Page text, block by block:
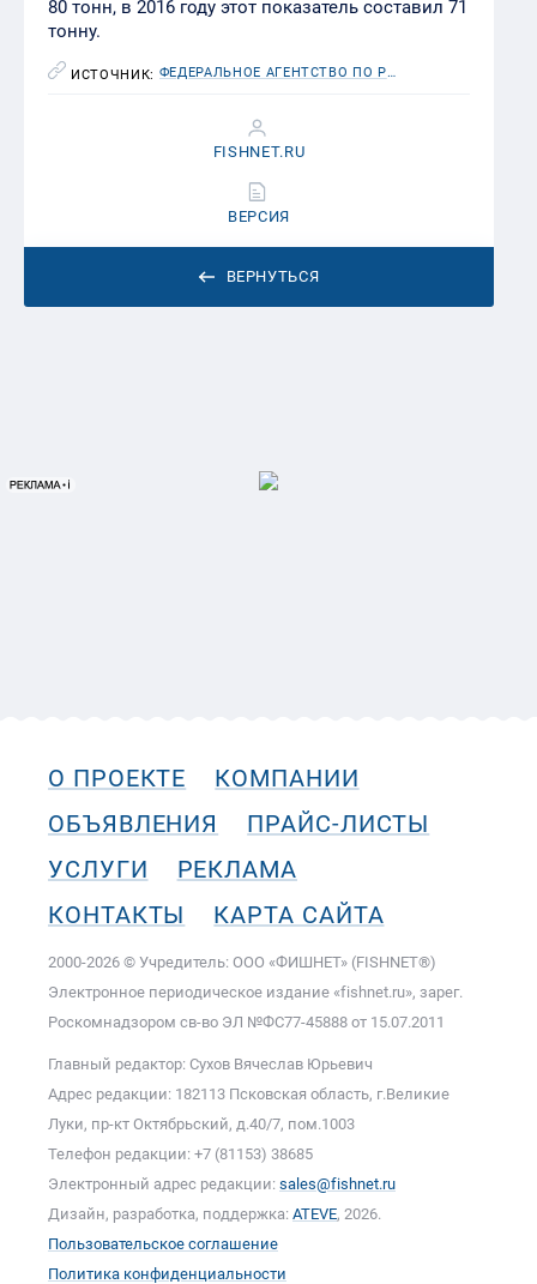
80 тонн, в 2016 году этот показатель составил 71
тонну.
ИСТОЧНИК: ФЕДЕРАЛЬНОЕ АГЕНТСТВО ПО РЫБОЛОВСТВУ (РОСРЫБОЛОВСТВО)
ВЕРНУТЬСЯ
FISHNET.RU
ВЕРСИЯ
О ПРОЕКТЕ
КОМПАНИИ
ОБЪЯВЛЕНИЯ
ПРАЙС-ЛИСТЫ
УСЛУГИ
РЕКЛАМА
КОНТАКТЫ
КАРТА САЙТА
2000-2026 © Учредитель: ООО «ФИШНЕТ» (FISHNET®)
Электронное периодическое издание «fishnet.ru», зарег.
Роскомнадзором cв-во ЭЛ №ФС77-45888 от 15.07.2011
Главный редактор: Сухов Вячеслав Юрьевич
Адрес редакции: 182113 Псковская область, г.Великие
Луки, пр-кт Октябрьский, д.40/7, пом.1003
Телефон редакции: +7 (81153) 38685
Электронный адрес редакции: sales@fishnet.ru
Дизайн, разработка, поддержка: ATEVE, 2026.
Пользовательское соглашение
Политика конфиденциальности